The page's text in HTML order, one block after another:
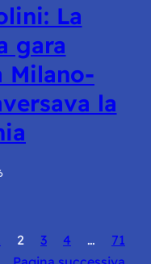
La
gara
Milano-
la
2 3 4 …
71